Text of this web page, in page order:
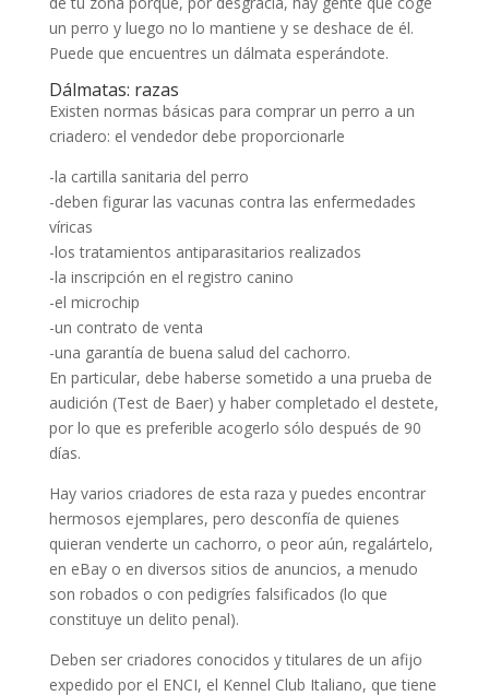
un perro y luego no lo mantiene y se deshace de él.
Puede que encuentres un dálmata esperándote.
Dálmatas: razas
Existen normas básicas para comprar un perro a un
criadero: el vendedor debe proporcionarle
-la cartilla sanitaria del perro
-deben figurar las vacunas contra las enfermedades
víricas
-los tratamientos antiparasitarios realizados
-la inscripción en el registro canino
-el microchip
-un contrato de venta
-una garantía de buena salud del cachorro.
En particular, debe haberse sometido a una prueba de
audición (Test de Baer) y haber completado el destete,
por lo que es preferible acogerlo sólo después de 90
días.
Hay varios criadores de esta raza y puedes encontrar
hermosos ejemplares, pero desconfía de quienes
quieran venderte un cachorro, o peor aún, regalártelo,
en eBay o en diversos sitios de anuncios, a menudo
son robados o con pedigríes falsificados (lo que
constituye un delito penal).
Deben ser criadores conocidos y titulares de un afijo
expedido por el ENCI, el Kennel Club Italiano, que tiene